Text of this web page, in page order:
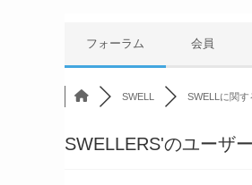
フォーラム 会員
SWELL SWELLに関す
SWELLERS'のユーザ